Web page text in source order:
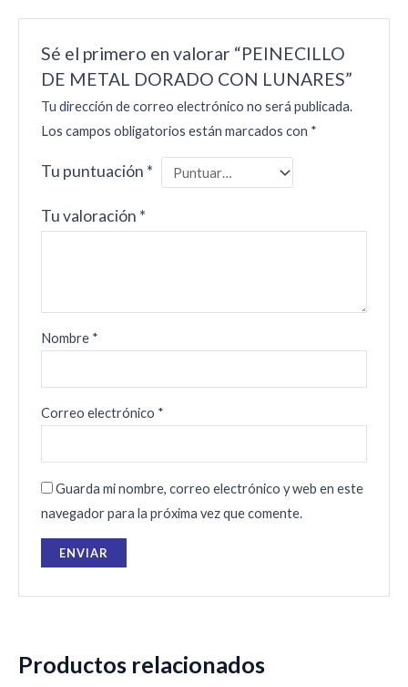
Sé el primero en valorar “PEINECILLO
DE METAL DORADO CON LUNARES”
Tu dirección de correo electrónico no será publicada.
Los campos obligatorios están marcados con *
Tu puntuación *
Tu valoración *
Nombre *
Correo electrónico *
Guarda mi nombre, correo electrónico y web en este
navegador para la próxima vez que comente.
Productos relacionados